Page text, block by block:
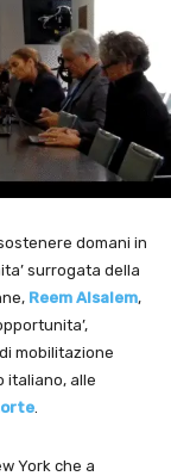
sostenere domani in
surrogata della
Reem Alsalem,
mobilitazione
italiano, alle
.
York che a